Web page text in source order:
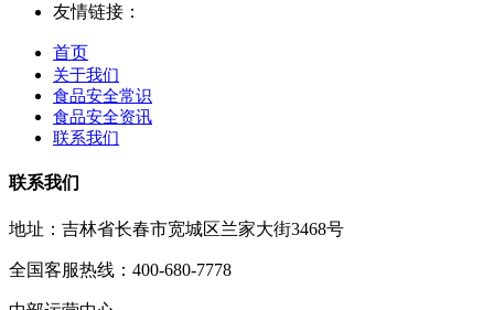
友情链接：
首页
关于我们
食品安全常识
食品安全资讯
联系我们
联系我们
地址：吉林省长春市宽城区兰家大街3468号
全国客服热线：400-680-7778